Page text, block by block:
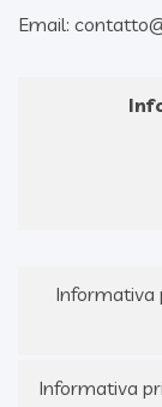
Email:
Informativa
Informativa